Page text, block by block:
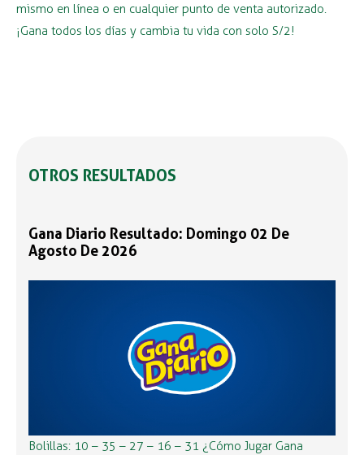
mismo en línea o en cualquier punto de venta autorizado.
¡Gana todos los días y cambia tu vida con solo S/2!
OTROS RESULTADOS
Gana Diario Resultado: Domingo 02 De
Agosto De 2026
Bolillas: 10 – 35 – 27 – 16 – 31 ¿Cómo Jugar Gana